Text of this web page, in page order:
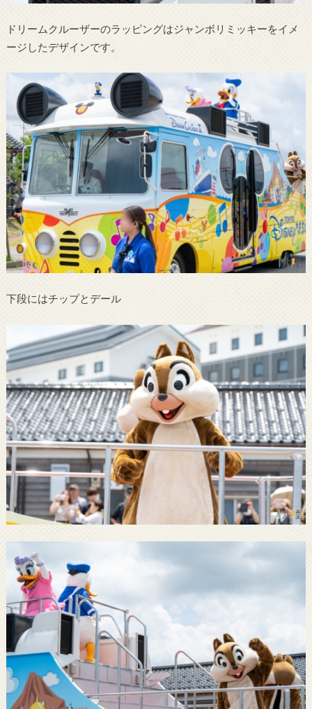
ドリームクルーザーのラッピングはジャンボリミッキーをイメ
ージしたデザインです。
下段にはチップとデール